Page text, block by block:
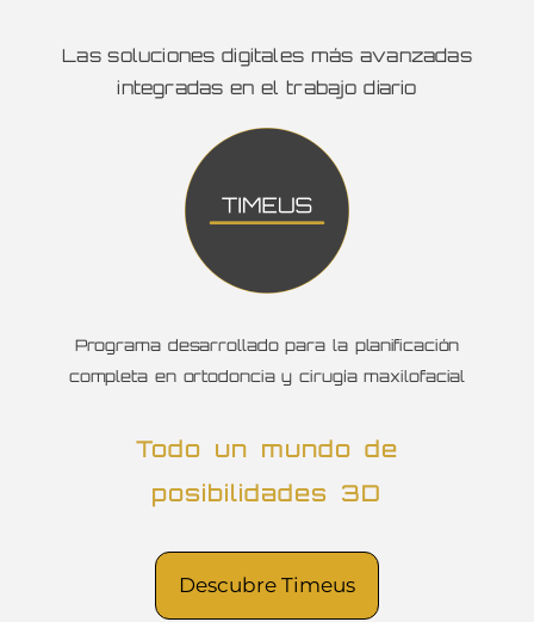
Las soluciones digitales más avanzadas
integradas en el trabajo diario
Programa desarrollado para la planificación
completa en ortodoncia y cirugía maxilofacial
Todo un mundo de
posibilidades 3D
Descubre Timeus